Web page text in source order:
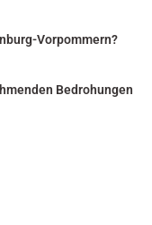
Vorpommern?
Bedrohungen